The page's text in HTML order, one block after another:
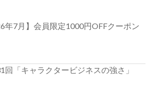
年7月】会員限定1000円OFFクーポン
回「キャラクタービジネスの強さ」